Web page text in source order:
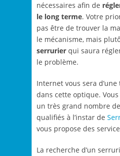
nécessaires afin de
le long terme. Votre
pas être de trouver la
le mécanisme, mais
serrurier qui saura
le problème.
Internet vous sera
dans cette optique.
un très grand nombre
qualifiés à l’instar de
vous propose des
La recherche d’un